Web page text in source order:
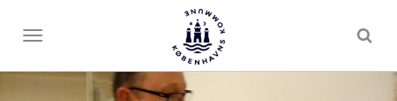
Toggle